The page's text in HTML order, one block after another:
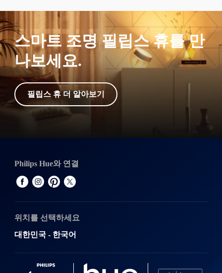
스마트 조명 필립스 휴를 만
나보세요.
필립스 휴 더 알아보기
Philips Hue와 연결
위치를 선택하세요
대한민국 - 한국어